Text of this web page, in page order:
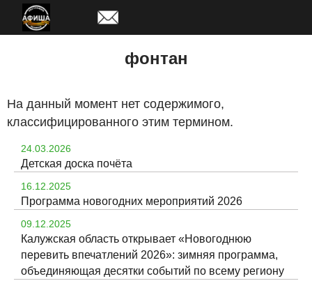
Перейти
фонтан
На данный момент нет содержимого,
классифицированного этим термином.
24.03.2026
Детская доска почёта
16.12.2025
Программа новогодних мероприятий 2026
09.12.2025
Калужская область открывает «Новогоднюю
перевить впечатлений 2026»: зимняя программа,
объединяющая десятки событий по всему региону